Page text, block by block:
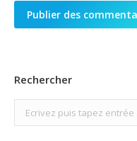
Publier des
Rechercher
Search: